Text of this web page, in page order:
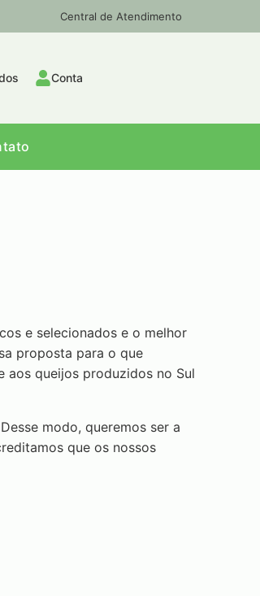
Central de Atendimento
Conta
e selecionados e o melhor
proposta para o que
aos queijos produzidos no Sul
modo, queremos ser a
que os nossos